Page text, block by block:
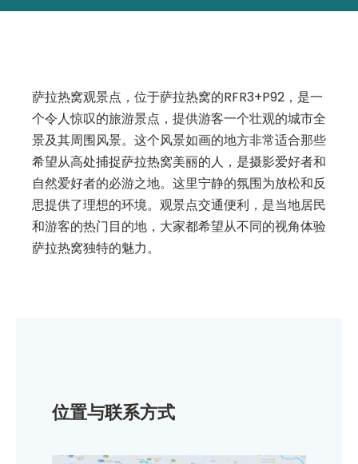
萨拉热窝观景点，位于萨拉热窝的RFR3+P92，是一
个令人惊叹的旅游景点，提供游客一个壮观的城市全
景及其周围风景。这个风景如画的地方非常适合那些
希望从高处捕捉萨拉热窝美丽的人，是摄影爱好者和
自然爱好者的必游之地。这里宁静的氛围为放松和反
思提供了理想的环境。观景点交通便利，是当地居民
和游客的热门目的地，大家都希望从不同的视角体验
萨拉热窝独特的魅力。
位置与联系方式